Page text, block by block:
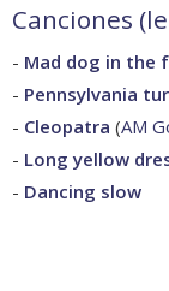
Canciones
- Mad dog in the
- Pennsylvania
- Cleopatra (AM
- Long yellow
- Dancing slow